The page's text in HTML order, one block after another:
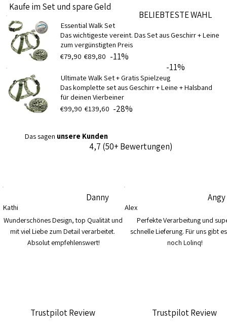
Kaufe im Set und spare Geld
BELIEBTESTE WAHL
Essential Walk Set
Das wichtigeste vereint. Das Set aus Geschirr + Leine
zum vergünstigten Preis
€79,90 €89,80 -11%
-11%
Ultimate Walk Set + Gratis Spielzeug
Das komplette set aus Geschirr + Leine + Halsband
für deinen Vierbeiner
€99,90 €139,60 -28%
Das sagen unsere Kunden
4,7 (50+ Bewertungen)
Kathi
Wunderschönes Design, top Qualität und
mit viel Liebe zum Detail verarbeitet.
Absolut empfehlenswert!
Danny
Trustpilot Review
Alex
Perfekte Verarbeitung und
schnelle Lieferung. Für uns gibt
noch Lolinq!
Angy
Trustpilot Review